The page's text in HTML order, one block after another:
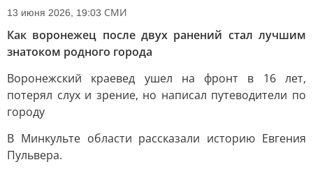
13 июня 2026, 19:03 СМИ
Как воронежец после двух ранений стал лучшим
знатоком родного города
Воронежский краевед ушел на фронт в 16 лет,
потерял слух и зрение, но написал путеводители по
городу
В Минкульте области рассказали историю Евгения
Пульвера.